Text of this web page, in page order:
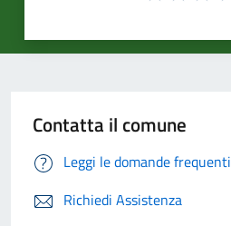
Contatta il comune
Leggi le domande frequenti
Richiedi Assistenza